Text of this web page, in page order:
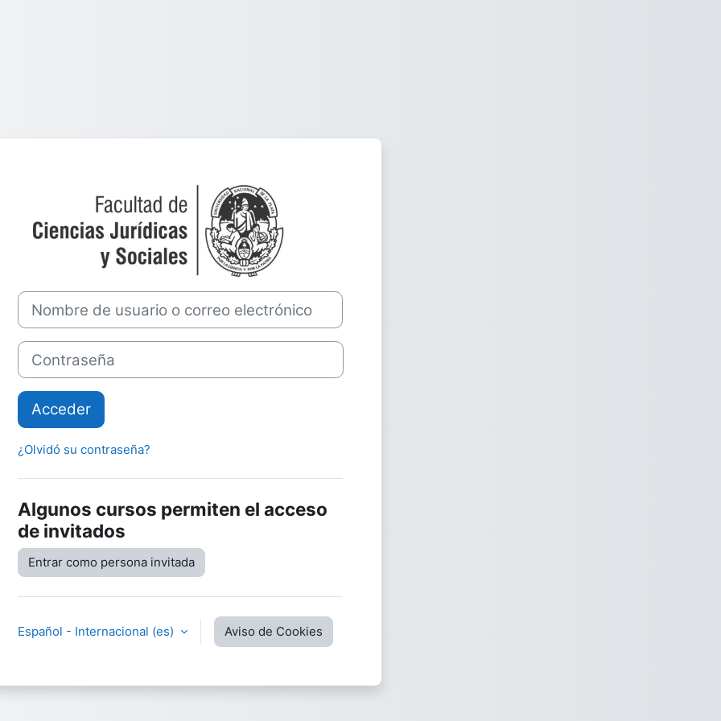
Entrar a Cátedras Virtuales - FCJyS
Nombre de usuario o correo electrónico
Contraseña
Acceder
¿Olvidó su contraseña?
Algunos cursos permiten el acceso
de invitados
Entrar como persona invitada
Español - Internacional ‎(es)‎ Aviso de Cookies